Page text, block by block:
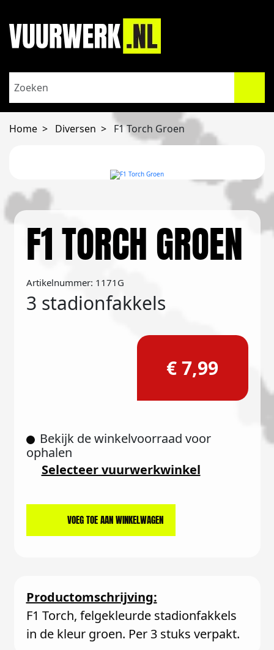
Home Diversen F1 Torch Groen
F1 TORCH GROEN
Artikelnummer: 1171G
3 stadionfakkels
€ 7,99
Bekijk de winkelvoorraad voor
ophalen
Selecteer vuurwerkwinkel
VOEG TOE AAN WINKELWAGEN
Productomschrijving:
F1 Torch, felgekleurde stadionfakkels
in de kleur groen. Per 3 stuks verpakt.